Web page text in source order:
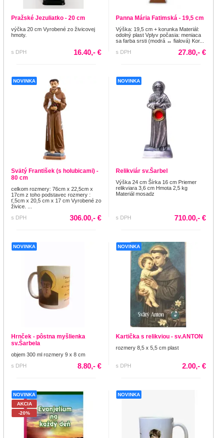
Pražské Jezuliatko - 20 cm
výčka 20 cm Vyrobené zo živicovej
hmoty.
s DPH 16.40,- €
Panna Mária Fatimská - 19,5 cm
Výška: 19,5 cm + korunka Materiál:
odolný plast Vplyv počasia: meniaca
sa farba srsti (modrá ↔ fialová) Kor...
s DPH
27.80,- €
NOVINKA
Svätý František (s holubicami) -
80 cm
celkom rozmery: 76cm x 22,5cm x
17cm z toho podstavec rozmery :
ť,5cm x 20,5 cm x 17 cm Vyrobené zo
živice. ...
s DPH
306.00,- €
NOVINKA
Relikviár sv.Šarbel
Výška 24 cm Šírka 16 cm Priemer
relikviara 3,6 cm Hmota 2,5 kg
Materiál mosadz
s DPH 710.00,- €
NOVINKA
Hrnček - pôstna myšlienka
sv.Šarbela
objem 300 ml rozmery 9 x 8 cm
s DPH
8.80,- €
NOVINKA
Kartička s relikviou - sv.ANTON
rozmery 8,5 x 5,5 cm plast
s DPH 2.00,- €
NOVINKA
AKCIA
-20%
NOVINKA